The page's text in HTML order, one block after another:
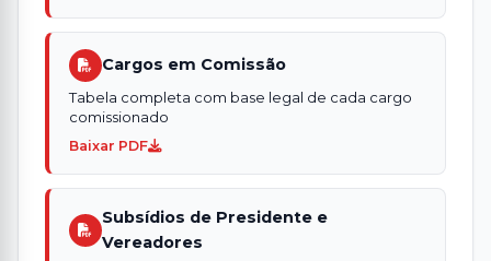
Cargos em Comissão
Tabela completa com base legal de cada cargo
comissionado
Baixar PDF
Subsídios de Presidente e
Vereadores